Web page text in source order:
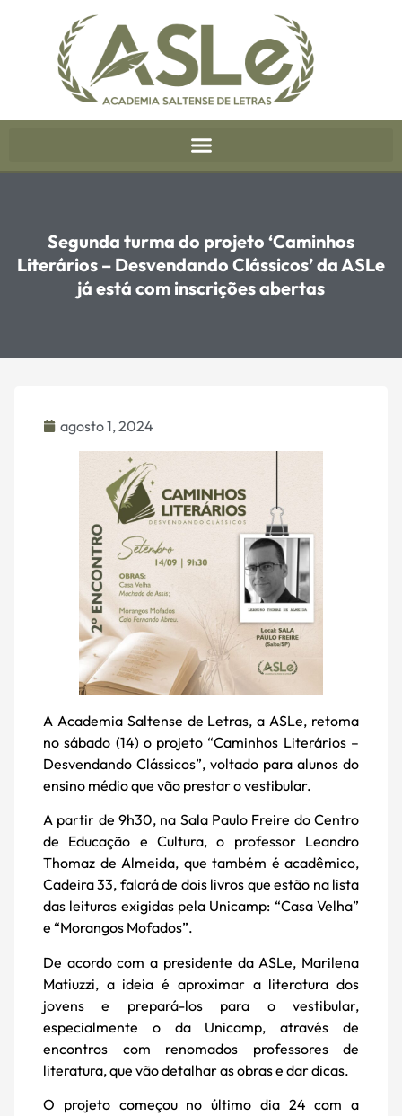
Segunda turma do projeto ‘Caminhos
Literários – Desvendando Clássicos’ da ASLe
já está com inscrições abertas
agosto 1, 2024
A Academia Saltense de Letras, a ASLe, retoma
no sábado (14) o projeto “Caminhos Literários –
Desvendando Clássicos”, voltado para alunos do
ensino médio que vão prestar o vestibular.
A partir de 9h30, na Sala Paulo Freire do Centro
de Educação e Cultura, o professor Leandro
Thomaz de Almeida, que também é acadêmico,
Cadeira 33, falará de dois livros que estão na lista
das leituras exigidas pela Unicamp: “Casa Velha”
e “Morangos Mofados”.
De acordo com a presidente da ASLe, Marilena
Matiuzzi, a ideia é aproximar a literatura dos
jovens e prepará-los para o vestibular,
especialmente o da Unicamp, através de
encontros com renomados professores de
literatura, que vão detalhar as obras e dar dicas.
O projeto começou no último dia 24 com a